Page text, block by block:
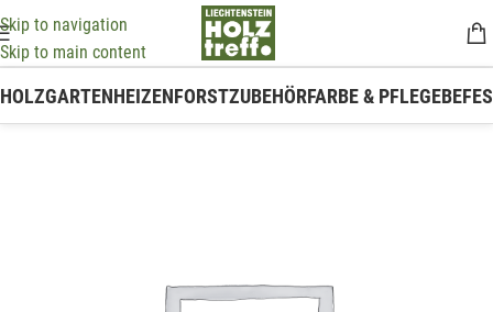
Skip to navigation
Skip to main content
HOLZGARTENHEIZENFORSTZUBEHÖRFARBE & PFLEGE